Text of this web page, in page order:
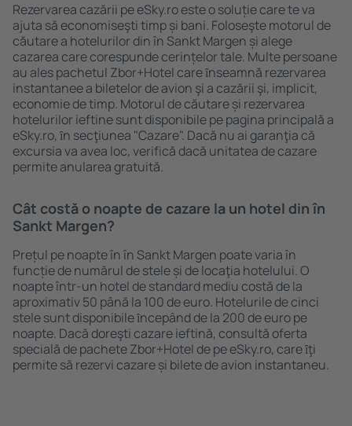
Rezervarea cazării pe eSky.ro este o soluție care te va
ajuta să economiseşti timp și bani. Foloseşte motorul de
căutare a hotelurilor din în Sankt Margen și alege
cazarea care corespunde cerințelor tale. Multe persoane
au ales pachetul Zbor+Hotel care ȋnseamnă rezervarea
instantanee a biletelor de avion şi a cazării şi, implicit,
economie de timp. Motorul de căutare și rezervarea
hotelurilor ieftine sunt disponibile pe pagina principală a
eSky.ro, ȋn secţiunea "Cazare". Dacă nu ai garanţia că
excursia va avea loc, verifică dacă unitatea de cazare
permite anularea gratuită.
Cât costă o noapte de cazare la un hotel din în
Sankt Margen?
Prețul pe noapte în în Sankt Margen poate varia în
funcție de numărul de stele și de locaţia hotelului. O
noapte într-un hotel de standard mediu costă de la
aproximativ 50 până la 100 de euro. Hotelurile de cinci
stele sunt disponibile ȋncepând de la 200 de euro pe
noapte. Dacă doreşti cazare ieftină, consultă oferta
specială de pachete Zbor+Hotel de pe eSky.ro, care ȋţi
permite să rezervi cazare și bilete de avion instantaneu.